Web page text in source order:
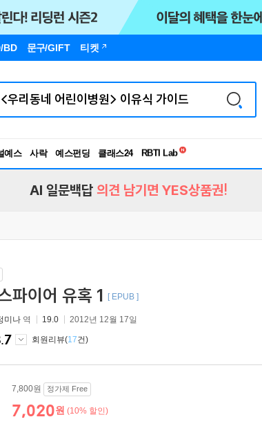
BD 문구/GIFT 티켓
예스 사락 예스펀딩 클래스24
독서유형검사
AI 일문백답 의견 남기면 YES상품권!
파이어 유혹 1 [ EPUB ]
미나 역 19.0 2012년 12월 17일
회원리뷰(17건)
7,800원 정가제 Free
7,020원 (10% 할인)